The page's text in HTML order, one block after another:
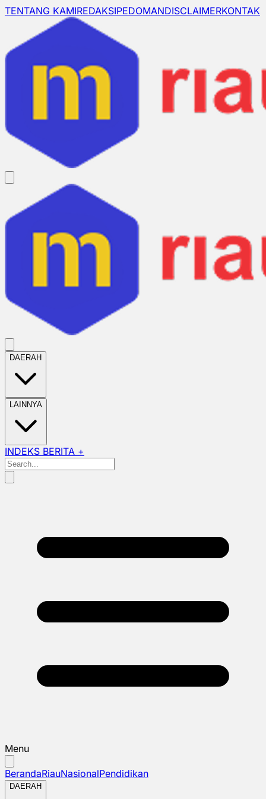
TENTANG KAMIREDAKSIPEDOMANDISCLAIMERKONTAK
DAERAH
LAINNYA
INDEKS BERITA +
Menu
BerandaRiauNasionalPendidikan
DAERAH